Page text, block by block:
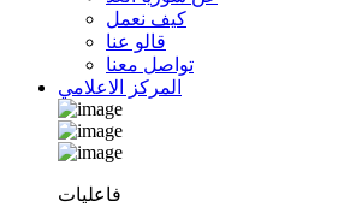
كيف نعمل
قالو عنا
تواصل معنا
المركز الاعلامي
فاعليات